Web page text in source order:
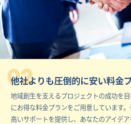
02
他社よりも圧倒的に安い料金
地域創生を支えるプロジェクトの成功を
にお得な料金プランをご用意しています
高いサポートを提供し、あなたのアイデ